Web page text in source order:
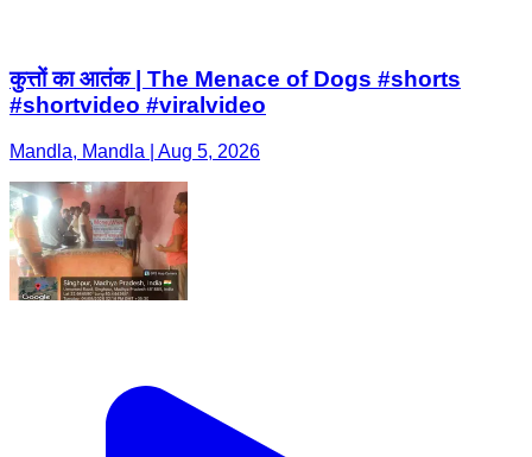
कुत्तों का आतंक | The Menace of Dogs #shorts
#shortvideo #viralvideo
Mandla, Mandla | Aug 5, 2026